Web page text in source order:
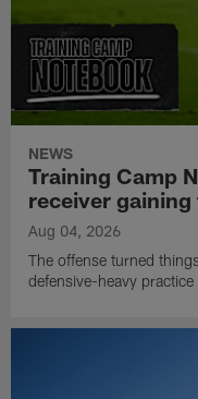
NEWS
Training Camp
receiver
Aug 04, 2026
The offense turned
defensive-heavy practice